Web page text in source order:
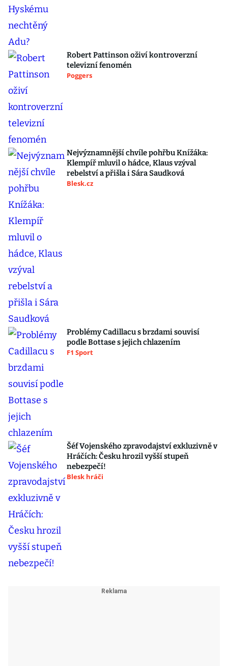
Robert Pattinson oživí kontroverzní
televizní fenomén
Poggers
Nejvýznamnější chvíle pohřbu Knížáka:
Klempíř mluvil o hádce, Klaus vzýval
rebelství a přišla i Sára Saudková
Blesk.cz
Problémy Cadillacu s brzdami souvisí
podle Bottase s jejich chlazením
F1 Sport
Šéf Vojenského zpravodajství exkluzivně v
Hráčích: Česku hrozil vyšší stupeň
nebezpečí!
Blesk hráči